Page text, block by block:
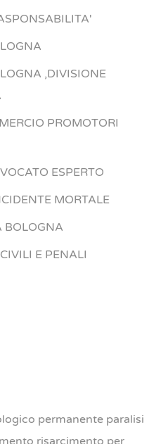
,DIVISIONE
PROMOTORI
ESPERTO
MORTALE
BOLOGNA
E PENALI
permanente paralisi